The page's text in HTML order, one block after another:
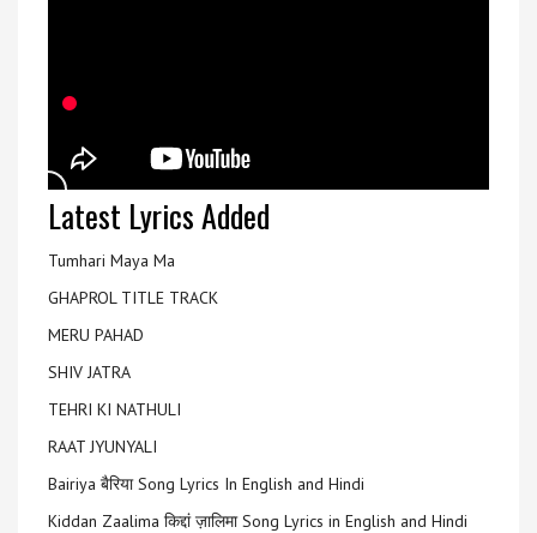
Latest Lyrics Added
Tumhari Maya Ma
GHAPROL TITLE TRACK
MERU PAHAD
SHIV JATRA
TEHRI KI NATHULI
RAAT JYUNYALI
Bairiya बैरिया Song Lyrics In English and Hindi
Kiddan Zaalima किद्दां ज़ालिमा Song Lyrics in English and Hindi